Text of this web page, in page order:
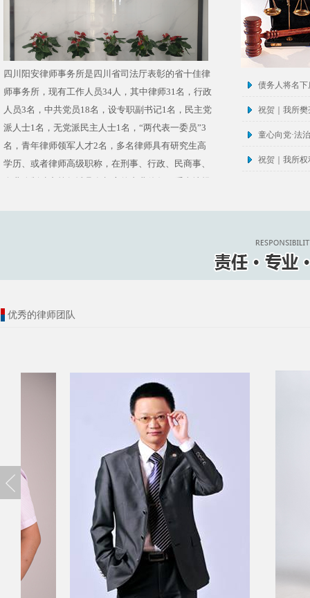
四川阳安律师事务所是四川省司法厅表彰的省十佳律
师事务所，现有工作人员34人，其中律师31名，行政
人员3名，中共党员18名，设专职副书记1名，民主党
派人士1名，无党派民主人士1名，“两代表一委员”3
名，青年律师领军人才2名，多名律师具有研究生高
学历、或者律师高级职称，在刑事、行政、民商事、
债务人将名
祝贺｜我所樊
童心向党·法
祝贺｜我所权
优秀的律师团队